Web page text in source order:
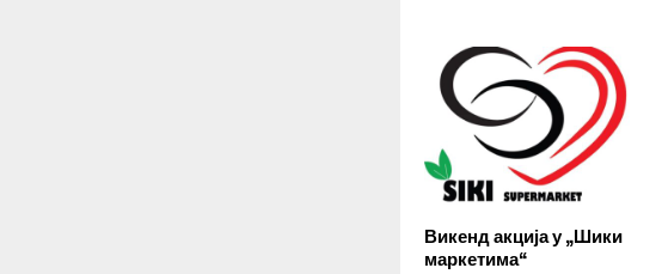
Викенд акција у „Шики
маркетима“